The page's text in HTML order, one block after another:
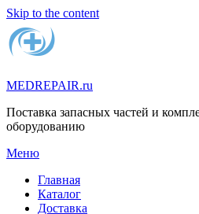
Skip to the content
MEDREPAIR.ru
Поставка запасных частей и
оборудованию
Меню
Главная
Каталог
Доставка